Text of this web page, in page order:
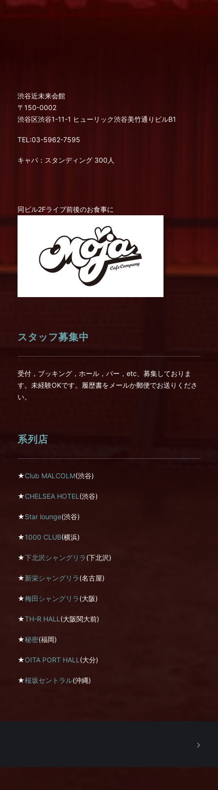
渋谷近未来会館
〒150-0002
渋谷区渋谷1-11-1 ヒューリック渋谷美竹通りビルB1
TEL:03-5962-7595
キャパ：スタンディング 300人
同ビル2Fライブ前後のお食事に
スタッフ募集中
受付，ブッキング，ホール，バー，etc、募集しておりま
す。未経験OKです。履歴書をメールか郵便でお送りくださ
い。
系列店
★Club MALCOLM(渋谷)
★CHELSEA HOTEL (渋谷)
★Star lounge(渋谷)
★1000 CLUB(横浜)
★下北沢シャングリラ(下北沢)
★新栄シャングリラ(名古屋)
★梅田シャングリラ(大阪)
★TH-R HALL (大阪関大前)
★秘密(福岡)
★OITA PORT HALL (大分)
★桜坂セントラル(沖縄)